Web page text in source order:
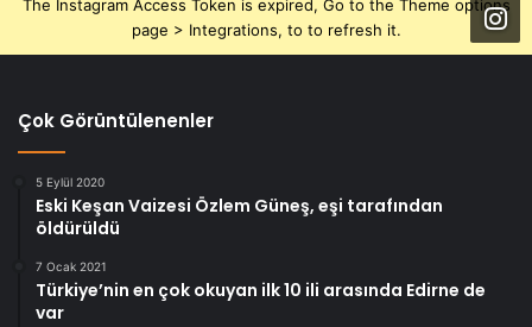
The Instagram Access Token is expired, Go to the Theme options
page > Integrations, to to refresh it.
Çok Görüntülenenler
5 Eylül 2020
Eski Keşan Vaizesi Özlem Güneş, eşi tarafından
öldürüldü
7 Ocak 2021
Türkiye’nin en çok okuyan ilk 10 ili arasında Edirne de
var